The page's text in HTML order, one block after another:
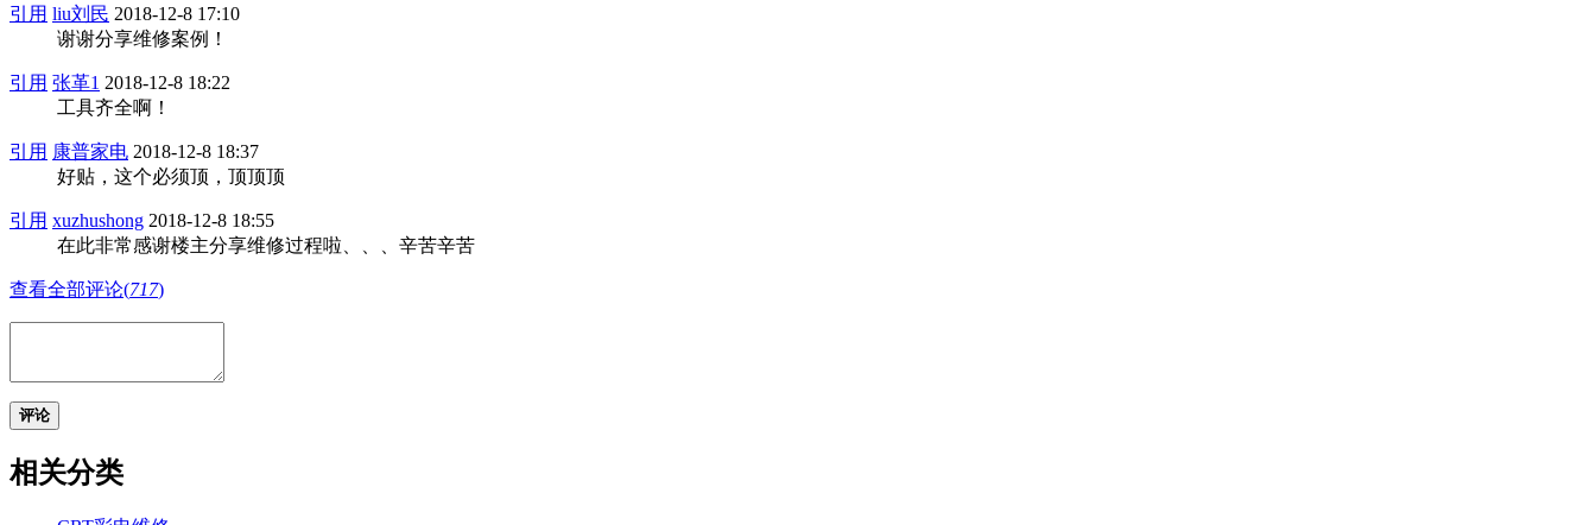
引用 liu刘民 2018-12-8 17:10
谢谢分享维修案例！
引用 张革1 2018-12-8 18:22
工具齐全啊！
引用 康普家电 2018-12-8 18:37
好贴，这个必须顶，顶顶顶
引用 xuzhushong 2018-12-8 18:55
在此非常感谢楼主分享维修过程啦、、、辛苦辛苦
查看全部评论(717)
评论
相关分类